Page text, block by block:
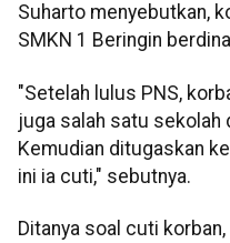
Suharto menyebutkan,
SMKN 1 Beringin
"Setelah lulus PNS,
juga salah satu sekolah
Kemudian ditugaskan
ini ia cuti," sebutnya.
Ditanya soal cuti